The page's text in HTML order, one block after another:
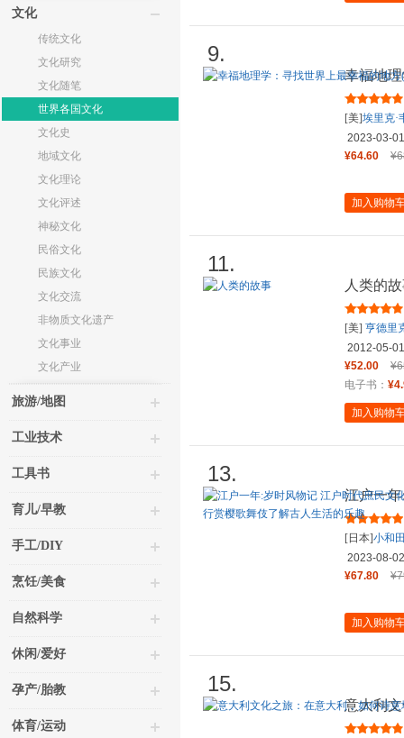
文化
传统文化
文化研究
文化随笔
世界各国文化
文化史
地域文化
文化理论
文化评述
神秘文化
民俗文化
民族文化
文化交流
非物质文化遗产
文化事业
文化产业
旅游/地图
工业技术
工具书
育儿/早教
手工/DIY
烹饪/美食
自然科学
休闲/爱好
孕产/胎教
体育/运动
9.
幸福地
方译丛)
[美]埃里克·
亚曼
孙玮
2023-03-01
¥64.60
加入购物
11.
人类的
[美] 亨德里
2012-05-01
¥52.00
电子书：
加入购物
13.
江户一
本传统
[日本]小和
品；
2023-08-02
¥67.80
加入购物
15.
意大利
栖居？